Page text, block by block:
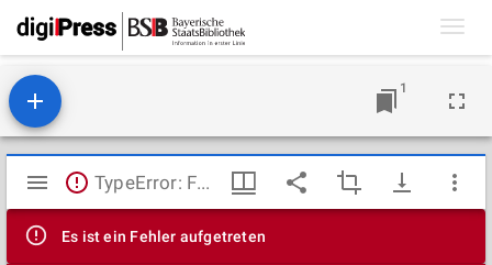
1
Mirador
Viewer
TypeError: Failed to fetch
Es ist ein Fehler aufgetreten